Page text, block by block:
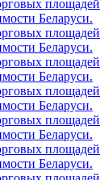
площадей
Беларуси.
площадей
Беларуси.
площадей
Беларуси.
площадей
Беларуси.
площадей
Беларуси.
площадей
Беларуси.